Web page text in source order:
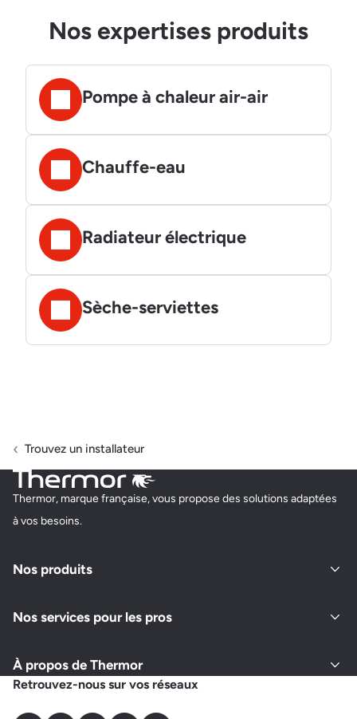
Nos expertises produits
Pompe à chaleur air-air
Chauffe-eau
Radiateur électrique
Sèche-serviettes
Trouvez un installateur
Thermor, marque française, vous propose des solutions adaptées
à vos besoins.
Nos produits
Nos services pour les pros
À propos de Thermor
Retrouvez-nous sur vos réseaux